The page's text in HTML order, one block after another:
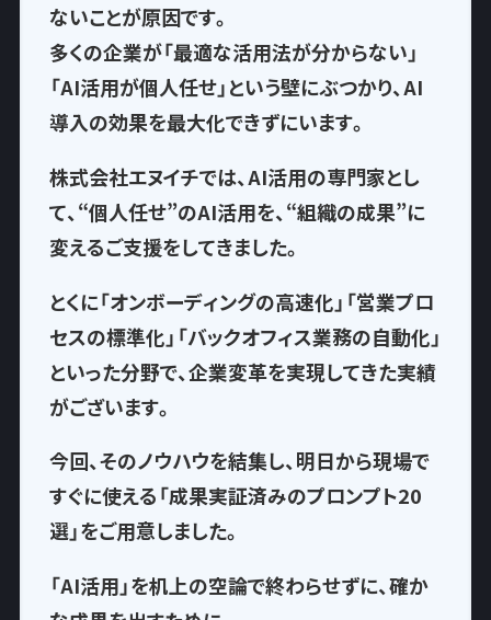
ないことが原因です。
多くの企業が「最適な活用法が分からない」
「AI活用が個人任せ」という壁にぶつかり、AI
導入の効果を最大化できずにいます。
株式会社エヌイチでは、AI活用の専門家とし
て、“個人任せ”のAI活用を、“組織の成果”に
変えるご支援をしてきました。
とくに「オンボーディングの高速化」「営業プロ
セスの標準化」「バックオフィス業務の自動化」
といった分野で、企業変革を実現してきた実績
がございます。
今回、そのノウハウを結集し、明日から現場で
すぐに使える「成果実証済みのプロンプト20
選」をご用意しました。
「AI活用」を机上の空論で終わらせずに、確か